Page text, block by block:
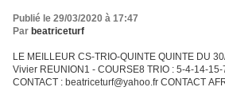
Publié le 29/03/2020 à 17:47
Par beatriceturf
LE MEILLEUR CS-TRIO-QUINTE QUINTE DU
Vivier REUNION1 - COURSE8 TRIO : 5-4-14-
CONTACT : beatriceturf@yahoo.fr CONTACT